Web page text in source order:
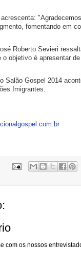
fomentando em
Roberto Sevieri
objetivo é apresentar
Salão Gospel 2014
Imigrantes.
com os nossos